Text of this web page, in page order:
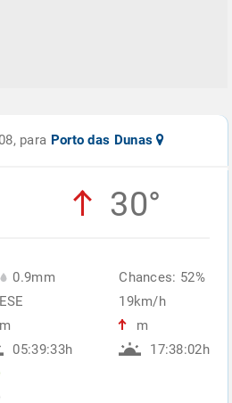
para Porto das Dunas
30°
0.9mm
ESE
m
05:39:33h
Chances: 52%
19km/h
m
17:38:02h